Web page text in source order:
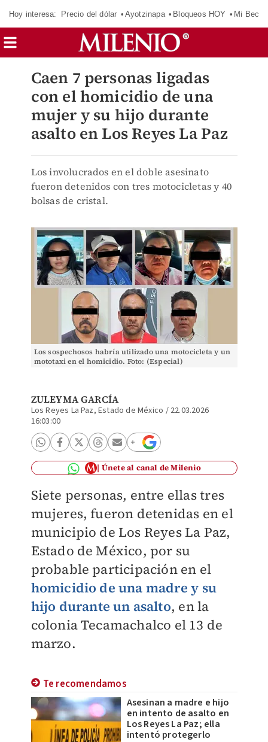
Hoy interesa: Precio del dólar Ayotzinapa Bloqueos HOY Mi Beca
Caen 7 personas ligadas
con el homicidio de una
mujer y su hijo durante
asalto en Los Reyes La Paz
Los involucrados en el doble asesinato
fueron detenidos con tres motocicletas y 40
bolsas de cristal.
Los sospechosos habría utilizado una motocicleta y un
mototaxi en el homicidio. Foto: (Especial)
ZULEYMA GARCÍA
Los Reyes La Paz, Estado de México / 22.03.2026
16:03:00
Únete al canal de Milenio
Siete personas, entre ellas tres
mujeres, fueron detenidas en el
municipio de Los Reyes La Paz,
Estado de México, por su
probable participación en el
homicidio de una madre y su
hijo durante un asalto, en la
colonia Tecamachalco el 13 de
marzo.
Te recomendamos
Asesinan a madre e hijo
en intento de asalto en
Los Reyes La Paz; ella
intentó protegerlo